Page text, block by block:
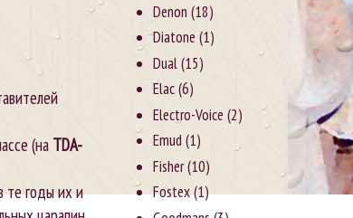
(на TDA-
те годы их и
Denon (18)
Diatone (1)
Dual(15)
Elac(6)
Electro-Voice (2)
Emud(1)
Fisher(10)
Fostex(1)